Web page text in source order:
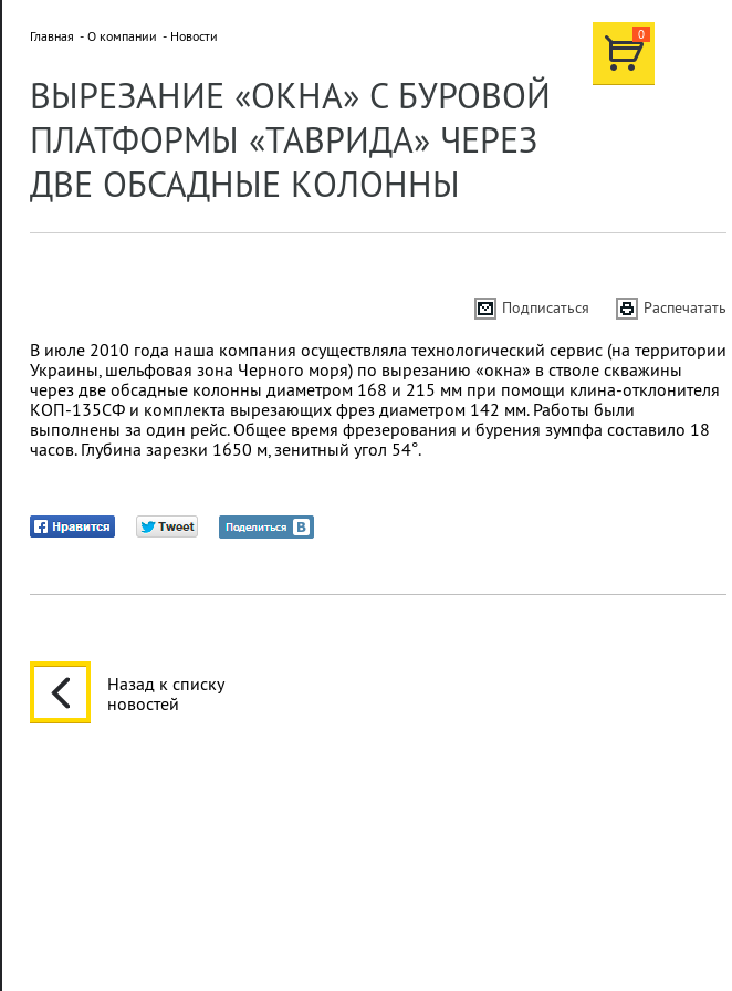
0
Главная О компании Новости
ВЫРЕЗАНИЕ «ОКНА» С БУРОВОЙ
ПЛАТФОРМЫ «ТАВРИДА» ЧЕРЕЗ
ДВЕ ОБСАДНЫЕ КОЛОННЫ
Подписаться Распечатать
В июле 2010 года наша компания осуществляла технологический сервис (на территории
Украины, шельфовая зона Черного моря) по вырезанию «окна» в стволе скважины
через две обсадные колонны диаметром 168 и 215 мм при помощи клина-отклонителя
КОП-135СФ и комплекта вырезающих фрез диаметром 142 мм. Работы были
выполнены за один рейс. Общее время фрезерования и бурения зумпфа составило 18
часов. Глубина зарезки 1650 м, зенитный угол 54°.
Назад к списку
новостей